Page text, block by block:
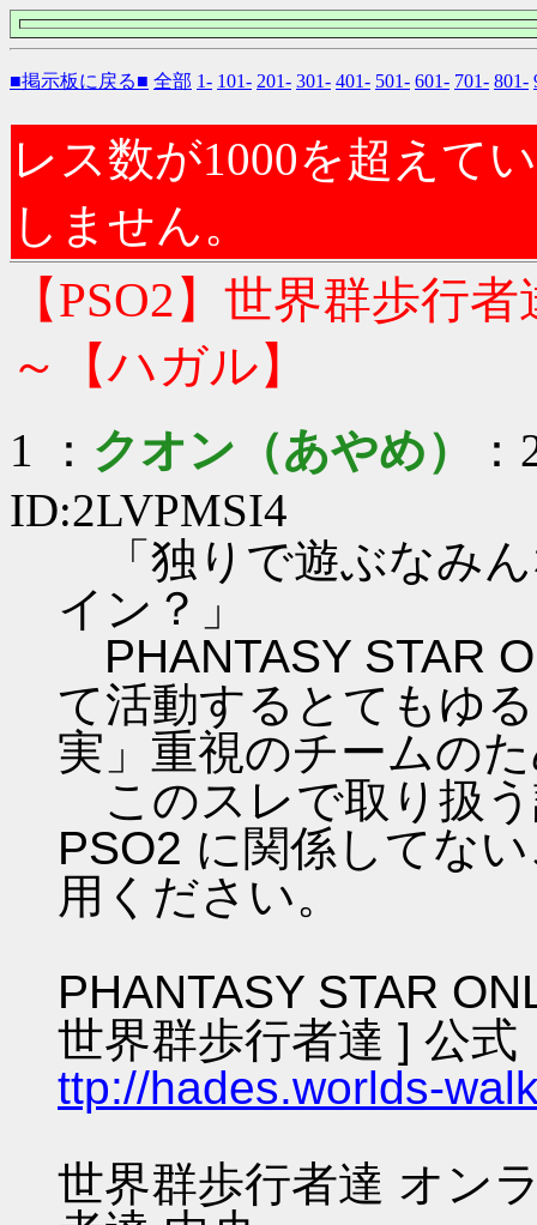
■掲示板に戻る■ 全部 1- 101- 201- 301- 401- 501- 601- 701- 801-
レス数が1000を超えて
しません。
【PSO2】世界群歩行
～【ハガル】
1 ： クオン（あやめ）
ID:2LVPMSI4
「独りで遊ぶなみ
イン？」
PHANTASY STAR
て活動するとてもゆ
実」重視のチームの
このスレで取り扱
PSO2 に関係してな
用ください。
PHANTASY STAR
世界群歩行者達 ] 公式
ttp://hades.worlds-
世界群歩行者達 オン